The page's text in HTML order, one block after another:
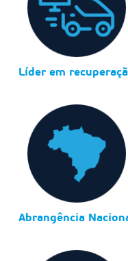
Líder em
Abrangência